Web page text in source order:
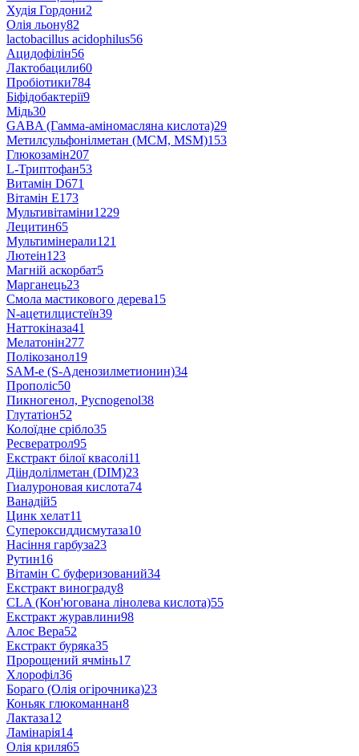
Худія Гордони2
Олія льону82
lactobacillus acidophilus56
Ацидофілін56
Лактобацили60
Пробіотики784
Біфідобактерії9
Мідь30
GABA (Гамма-аміномасляна кислота)29
Метилсульфонілметан (МСМ, MSM)153
Глюкозамін207
L-Триптофан53
Витамін D671
Вітамін E173
Мультивітаміни1229
Лецитин65
Мультимінерали121
Лютеін123
Магній аскорбат5
Марганець23
Смола мастикового дерева15
N-ацетилцистеїн39
Наттокіназа41
Мелатонін277
Полікозанол19
SAM-e (S-Аденозилметионин)34
Прополіс50
Пикногенол, Pycnogenol38
Глутатіон52
Колоїдне срібло35
Ресвератрол95
Екстракт білої квасолі11
Дііндолілметан (DIM)23
Гиалуроновая кислота74
Ванадій5
Цинк хелат11
Супероксиддисмутаза10
Насіння гарбуза23
Рутин16
Вітамін С буферизований34
Екстракт винограду8
CLA (Кон'югована лінолева кислота)55
Екстракт журавлини98
Алоє Вера52
Екстракт буряка35
Пророщений ячмінь17
Хлорофіл36
Бораго (Олія огірочника)23
Коньяк глюкоманнан8
Лактаза12
Ламінарія14
Олія криля65